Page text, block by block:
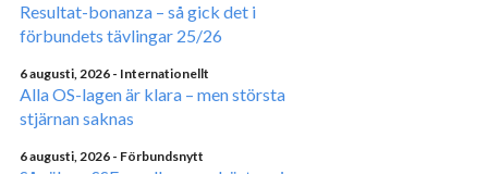
Resultat-bonanza – så gick det i
förbundets tävlingar 25/26
6 augusti, 2026 - Internationellt
Alla OS-lagen är klara – men största
stjärnan saknas
6 augusti, 2026 - Förbundsnytt